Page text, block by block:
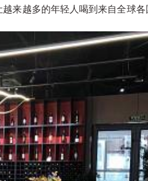
来越多的年轻人喝到来自全球各